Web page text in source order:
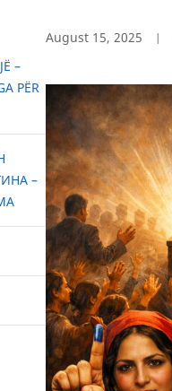
–
PËR
–
August 15, 2025